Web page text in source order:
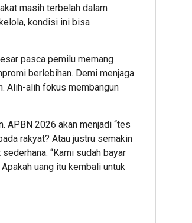
masih terbelah dalam
kondisi ini bisa
pasca pemilu memang
berlebihan. Demi menjaga
Alih-alih fokus membangun
APBN 2026 akan menjadi “tes
rakyat? Atau justru semakin
“Kami sudah bayar
uang itu kembali untuk